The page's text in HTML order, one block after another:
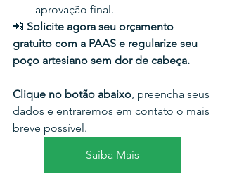
aprovação final.
📲 Solicite agora seu orçamento
gratuito com a PAAS e regularize seu
poço artesiano sem dor de cabeça.
Clique no botão abaixo, preencha seus
dados e entraremos em contato o mais
breve possível.
Saiba Mais